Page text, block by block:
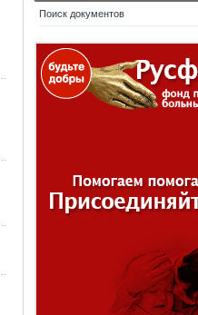
Поиск документов